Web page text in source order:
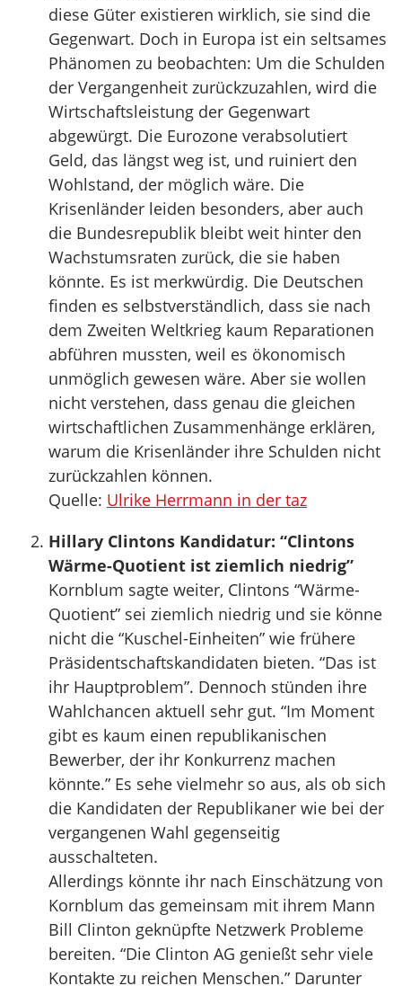
diese Güter existieren wirklich, sie sind die
Gegenwart. Doch in Europa ist ein seltsames
Phänomen zu beobachten: Um die Schulden
der Vergangenheit zurückzuzahlen, wird die
Wirtschaftsleistung der Gegenwart
abgewürgt. Die Eurozone verabsolutiert
Geld, das längst weg ist, und ruiniert den
Wohlstand, der möglich wäre. Die
Krisenländer leiden besonders, aber auch
die Bundesrepublik bleibt weit hinter den
Wachstumsraten zurück, die sie haben
könnte. Es ist merkwürdig. Die Deutschen
finden es selbstverständlich, dass sie nach
dem Zweiten Weltkrieg kaum Reparationen
abführen mussten, weil es ökonomisch
unmöglich gewesen wäre. Aber sie wollen
nicht verstehen, dass genau die gleichen
wirtschaftlichen Zusammenhänge erklären,
warum die Krisenländer ihre Schulden nicht
zurückzahlen können.
Quelle: Ulrike Herrmann in der taz
Hillary Clintons Kandidatur: “Clintons
Wärme-Quotient ist ziemlich niedrig”
Kornblum sagte weiter, Clintons “Wärme-
Quotient” sei ziemlich niedrig und sie könne
nicht die “Kuschel-Einheiten” wie frühere
Präsidentschaftskandidaten bieten. “Das ist
ihr Hauptproblem”. Dennoch stünden ihre
Wahlchancen aktuell sehr gut. “Im Moment
gibt es kaum einen republikanischen
Bewerber, der ihr Konkurrenz machen
könnte.” Es sehe vielmehr so aus, als ob sich
die Kandidaten der Republikaner wie bei der
vergangenen Wahl gegenseitig
ausschalteten.
Allerdings könnte ihr nach Einschätzung von
Kornblum das gemeinsam mit ihrem Mann
Bill Clinton geknüpfte Netzwerk Probleme
bereiten. “Die Clinton AG genießt sehr viele
Kontakte zu reichen Menschen.” Darunter